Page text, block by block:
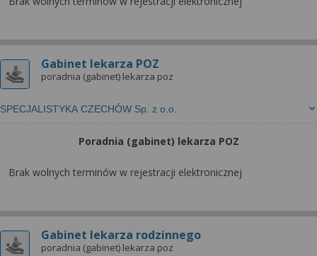
Gabinet lekarza POZ
poradnia (gabinet) lekarza poz
SPECJALISTYKA CZECHÓW Sp. z o.o.
Poradnia (gabinet) lekarza POZ
Brak wolnych terminów w rejestracji elektronicznej
Gabinet lekarza rodzinnego
poradnia (gabinet) lekarza poz
konfigurację szczegółową, to możesz tego dokonać
za pomocą „Ustawień zaawansowanych”.
Więcej informacji na temat wykorzystywania
narzędzi zewnętrznych w naszym serwisie
znajdziesz w Regulaminie Serwisu.